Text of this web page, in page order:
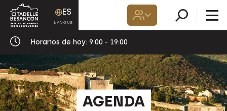
Horarios de hoy: 9:00 - 19:00
ES
AGENDA